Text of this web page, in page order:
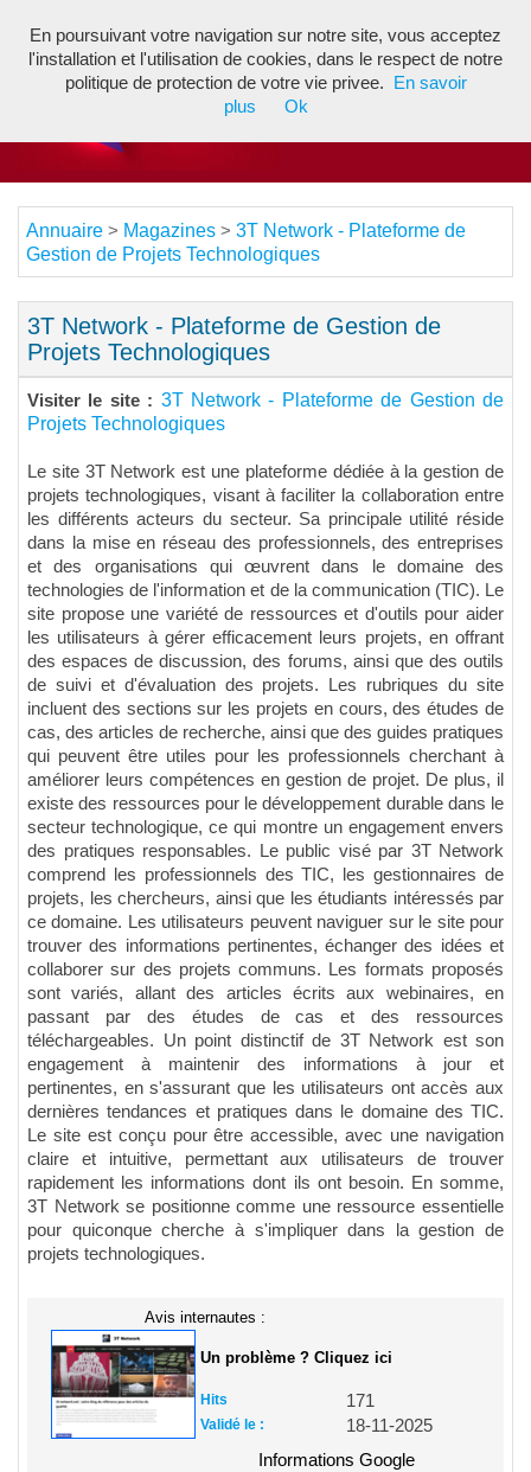
Annuaire > Magazines > 3T Network - Plateforme de
Gestion de Projets Technologiques
3T Network - Plateforme de Gestion de
Projets Technologiques
Visiter le site : 3T Network - Plateforme de Gestion de
Projets Technologiques
Le site 3T Network est une plateforme dédiée à la gestion de
projets technologiques, visant à faciliter la collaboration entre
les différents acteurs du secteur. Sa principale utilité réside
dans la mise en réseau des professionnels, des entreprises
et des organisations qui œuvrent dans le domaine des
technologies de l'information et de la communication (TIC). Le
site propose une variété de ressources et d'outils pour aider
les utilisateurs à gérer efficacement leurs projets, en offrant
des espaces de discussion, des forums, ainsi que des outils
de suivi et d'évaluation des projets. Les rubriques du site
incluent des sections sur les projets en cours, des études de
cas, des articles de recherche, ainsi que des guides pratiques
qui peuvent être utiles pour les professionnels cherchant à
améliorer leurs compétences en gestion de projet. De plus, il
existe des ressources pour le développement durable dans le
secteur technologique, ce qui montre un engagement envers
des pratiques responsables. Le public visé par 3T Network
comprend les professionnels des TIC, les gestionnaires de
projets, les chercheurs, ainsi que les étudiants intéressés par
ce domaine. Les utilisateurs peuvent naviguer sur le site pour
trouver des informations pertinentes, échanger des idées et
collaborer sur des projets communs. Les formats proposés
sont variés, allant des articles écrits aux webinaires, en
passant par des études de cas et des ressources
téléchargeables. Un point distinctif de 3T Network est son
engagement à maintenir des informations à jour et
pertinentes, en s'assurant que les utilisateurs ont accès aux
dernières tendances et pratiques dans le domaine des TIC.
Le site est conçu pour être accessible, avec une navigation
claire et intuitive, permettant aux utilisateurs de trouver
rapidement les informations dont ils ont besoin. En somme,
3T Network se positionne comme une ressource essentielle
pour quiconque cherche à s'impliquer dans la gestion de
projets technologiques.
Avis internautes :
Un problème ? Cliquez ici
Hits 171
Validé le :
18-11-2025
Informations Google
En poursuivant votre navigation sur notre site, vous acceptez
l'installation et l'utilisation de cookies, dans le respect de notre
politique de protection de votre vie privee.
En savoir
plus
Ok